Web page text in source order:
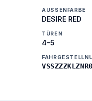
AUSSENFARBE
DESIRE RED
TÜREN
4–5